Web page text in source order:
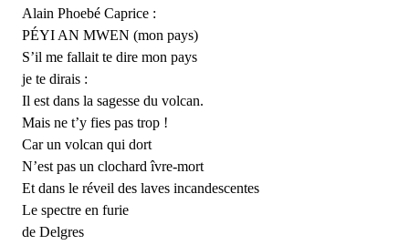
Alain Phoebé Caprice :
PÉYI AN MWEN (mon pays)
S’il me fallait te dire mon pays
je te dirais :
Il est dans la sagesse du volcan.
Mais ne t’y fies pas trop !
Car un volcan qui dort
N’est pas un clochard îvre-mort
Et dans le réveil des laves incandescentes
Le spectre en furie
de Delgres